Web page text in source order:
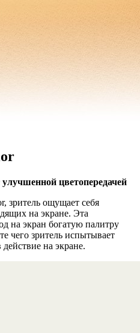
цветопередачей
зритель ощущает себя
на экране. Эта
на экран богатую палитру
чего зритель испытывает
на экране.